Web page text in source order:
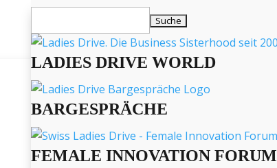
nach:
LADIES DRIVE WORLD
BARGESPRÄCHE
FEMALE INNOVATION FORUM